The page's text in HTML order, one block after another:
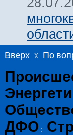
Вверх x По
ДФО :